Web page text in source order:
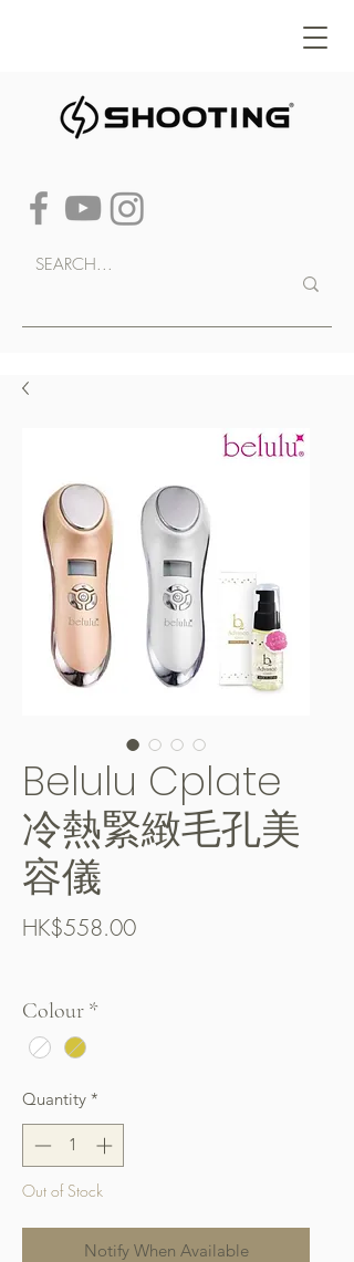
Belulu Cplate
冷熱緊緻毛孔美
容儀
HK$558.00Price
Colour *
Quantity *
Out of Stock
Notify When Available